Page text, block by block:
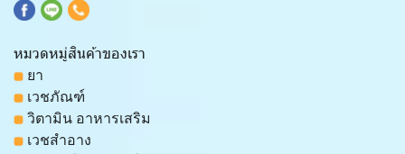
หมวดหมู่สินค้าของเรา
ยา
เวชภัณฑ์
วิตามิน อาหารเสริม
เวชสำอาง